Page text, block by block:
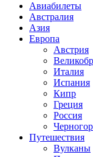
Авиабилеты
Австралия
Азия
Европа
Австрия
Италия
Испания
Кипр
Греция
Россия
Путешествия
Вулканы